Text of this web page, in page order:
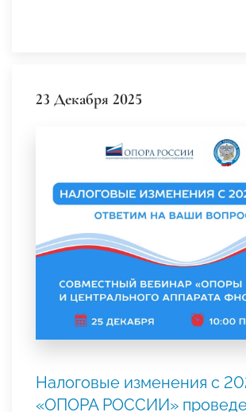
23 Декабря 2025
Налоговые изменения с
«ОПОРА РОССИИ»